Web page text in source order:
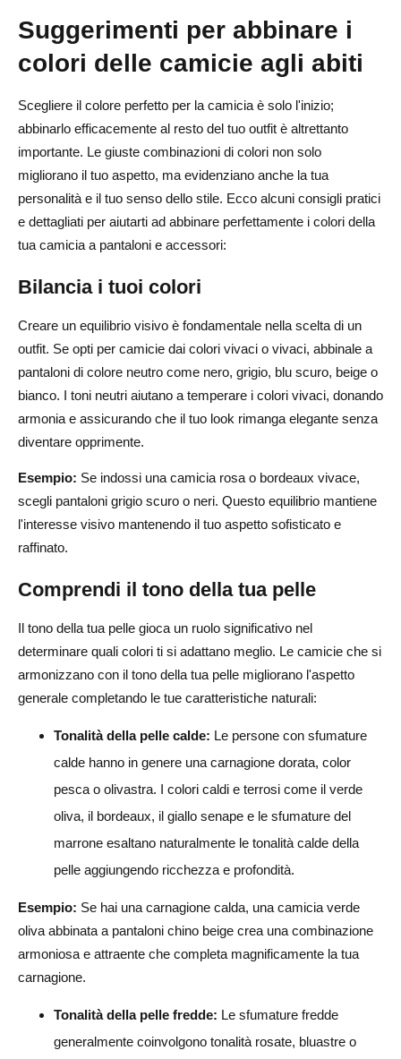
Suggerimenti per abbinare i
colori delle camicie agli abiti
Scegliere il colore perfetto per la camicia è solo l'inizio;
abbinarlo efficacemente al resto del tuo outfit è altrettanto
importante. Le giuste combinazioni di colori non solo
migliorano il tuo aspetto, ma evidenziano anche la tua
personalità e il tuo senso dello stile. Ecco alcuni consigli pratici
e dettagliati per aiutarti ad abbinare perfettamente i colori della
tua camicia a pantaloni e accessori:
Bilancia i tuoi colori
Creare un equilibrio visivo è fondamentale nella scelta di un
outfit. Se opti per camicie dai colori vivaci o vivaci, abbinale a
pantaloni di colore neutro come nero, grigio, blu scuro, beige o
bianco. I toni neutri aiutano a temperare i colori vivaci, donando
armonia e assicurando che il tuo look rimanga elegante senza
diventare opprimente.
Esempio: Se indossi una camicia rosa o bordeaux vivace,
scegli pantaloni grigio scuro o neri. Questo equilibrio mantiene
l'interesse visivo mantenendo il tuo aspetto sofisticato e
raffinato.
Comprendi il tono della tua pelle
Il tono della tua pelle gioca un ruolo significativo nel
determinare quali colori ti si adattano meglio. Le camicie che si
armonizzano con il tono della tua pelle migliorano l'aspetto
generale completando le tue caratteristiche naturali:
Tonalità della pelle calde: Le persone con sfumature
calde hanno in genere una carnagione dorata, color
pesca o olivastra. I colori caldi e terrosi come il verde
oliva, il bordeaux, il giallo senape e le sfumature del
marrone esaltano naturalmente le tonalità calde della
pelle aggiungendo ricchezza e profondità.
Esempio: Se hai una carnagione calda, una camicia verde
oliva abbinata a pantaloni chino beige crea una combinazione
armoniosa e attraente che completa magnificamente la tua
carnagione.
Tonalità della pelle fredde: Le sfumature fredde
generalmente coinvolgono tonalità rosate, bluastre o